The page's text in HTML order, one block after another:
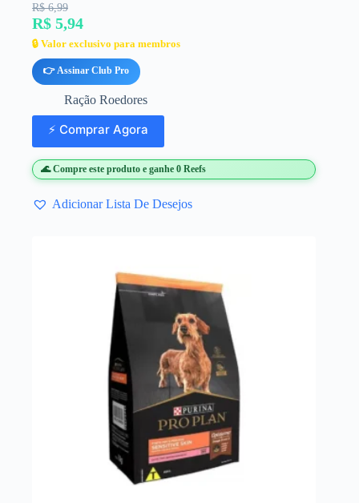
R$ 6,99
R$ 5,94
🔒 Valor exclusivo para membros
👉 Assinar Club Pro
Ração Roedores
⚡ Comprar Agora
🌊 Compre este produto e ganhe 0 Reefs
Adicionar Lista De Desejos